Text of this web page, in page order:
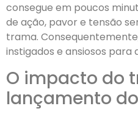
consegue em poucos
de ação, pavor e tensão
trama.
instigados e ansiosos
O impacto do
lançamento